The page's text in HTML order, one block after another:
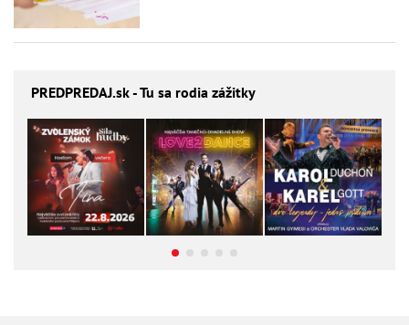
PREDPREDAJ.sk - Tu sa rodia zážitky